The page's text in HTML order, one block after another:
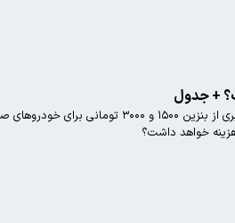
خودروهای نوشماره صفر داخلی از نیمه دوم آذر ماه باید بنزین با نرخ سوم